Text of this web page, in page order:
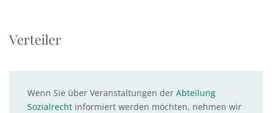
Verteiler
Wenn Sie über Veranstaltungen der Abteilung
Sozialrecht informiert werden möchten, nehmen wir